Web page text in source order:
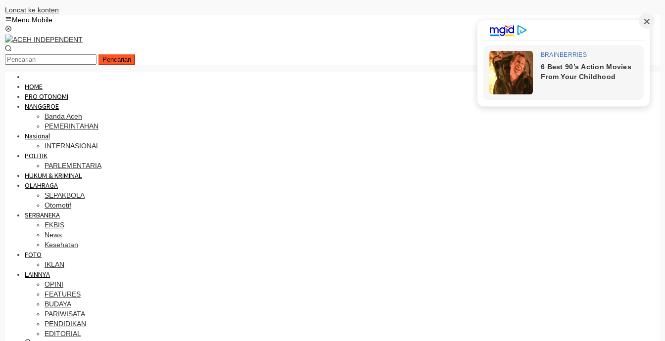
Loncat ke konten
Menu Mobile
Pencarian
HOME
PRO OTONOMI
NANGGROE
Banda Aceh
PEMERINTAHAN
Nasional
INTERNASIONAL
POLITIK
PARLEMENTARIA
HUKUM & KRIMINAL
OLAHRAGA
SEPAKBOLA
Otomotif
SERBANEKA
EKBIS
News
Kesehatan
FOTO
IKLAN
LAINNYA
OPINI
FEATURES
BUDAYA
PARIWISATA
PENDIDIKAN
EDITORIAL